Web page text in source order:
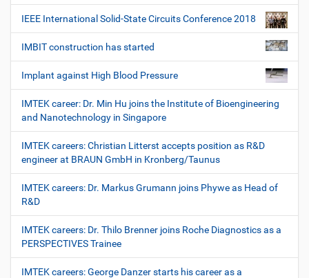
IEEE International Solid-State Circuits Conference 2018
IMBIT construction has started
Implant against High Blood Pressure
IMTEK career: Dr. Min Hu joins the Institute of Bioengineering
and Nanotechnology in Singapore
IMTEK careers: Christian Litterst accepts position as R&D
engineer at BRAUN GmbH in Kronberg/Taunus
IMTEK careers: Dr. Markus Grumann joins Phywe as Head of
R&D
IMTEK careers: Dr. Thilo Brenner joins Roche Diagnostics as a
PERSPECTIVES Trainee
IMTEK careers: George Danzer starts his career as a